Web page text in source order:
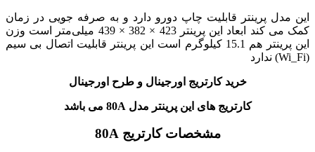
این مدل پرینتر قابلیت چاپ دورو دارد و به صرفه جویی در زمان
کمک می کند ابعاد این پرینتر 423 × 382 × 439 میلی‌متر
است وزن
این پرینتر هم 15.1 کیلوگرم است این پرینتر قابلیت اتصال بی سیم
(Wi_Fi) ندارد
خرید کارتریج اورجینال و طرح اورجینال
کارتریج های این پرینتر مدل 80A می باشد
مشخصات کارتریج 80A